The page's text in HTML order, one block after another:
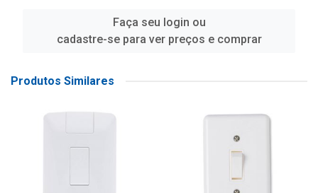
Faça seu login ou
cadastre-se para ver preços e comprar
Produtos Similares